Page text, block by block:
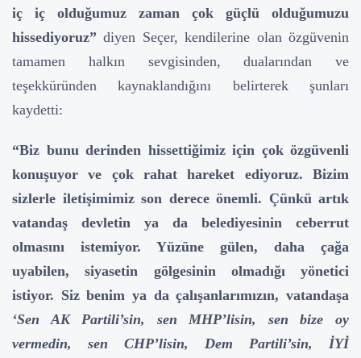
iç iç olduğumuz zaman çok güçlü olduğumuzu
hissediyoruz” diyen Seçer, kendilerine olan özgüvenin
tamamen halkın sevgisinden, dualarından ve
teşekküründen kaynaklandığını belirterek şunları
kaydetti:
“Biz bunu derinden hissettiğimiz için çok özgüvenli
konuşuyor ve çok rahat hareket ediyoruz. Bizim
sizlerle iletişimimiz son derece önemli. Çünkü artık
vatandaş devletin ya da belediyesinin ceberrut
olmasını istemiyor. Yüzüne gülen, daha çağa
uyabilen, siyasetin gölgesinin olmadığı yönetici
istiyor. Siz benim ya da çalışanlarımızın, vatandaşa
‘Sen AK Partili’sin, sen MHP’lisin, sen bize oy
vermedin, sen CHP’lisin, Dem Partili’sin, İYİ